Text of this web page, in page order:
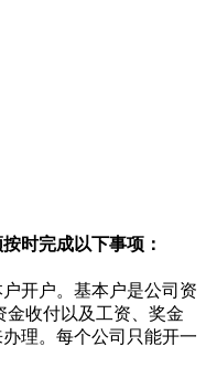
将根据税务部门核定的
区域管辖的社保局开设
CA证书，并和社保、
费用会在缴纳社保时自